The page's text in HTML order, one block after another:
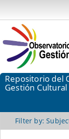
Repositorio del
Gestión Cultural
Filter by: